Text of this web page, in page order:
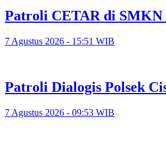
Patroli CETAR di SMKN
7 Agustus 2026 - 15:51 WIB
Patroli Dialogis Polsek
7 Agustus 2026 - 09:53 WIB